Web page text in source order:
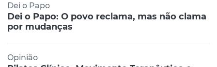
Dei o Papo
Dei o Papo: O povo reclama, mas não clama
por mudanças
Opinião